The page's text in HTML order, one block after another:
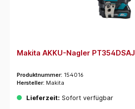
Makita AKKU-Nagler PT354DSAJ
Produktnummer: 154016
Hersteller: Makita
Lieferzeit: Sofort verfügbar